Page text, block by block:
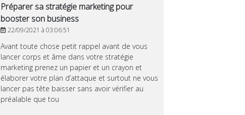
Préparer sa stratégie marketing pour
booster son business
22/09/2021 à 03:06:51
Avant toute chose petit rappel avant de vous
lancer corps et âme dans votre stratégie
marketing prenez un papier et un crayon et
élaborer votre plan d’attaque et surtout ne vous
lancer pas tête baisser sans avoir vérifier au
préalable que tou